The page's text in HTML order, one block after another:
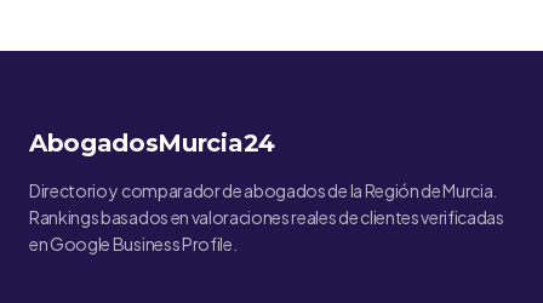
AbogadosMurcia24
Directorio y comparador de abogados de la Región de Murcia.
Rankings basados en valoraciones reales de clientes verificadas
en Google Business Profile.